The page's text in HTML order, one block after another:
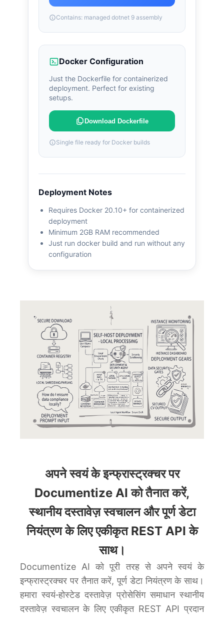
Contains: managed dotnet 9 assembly
Docker Configuration
Just the Dockerfile for containerized
deployment. Perfect for existing
setups.
Download Dockerfile
Single file ready for Docker builds
Deployment Notes
Requires Docker 20.10+ for containerized
deployment
Minimum 2GB RAM recommended
Just run docker build and run without any
configuration
अपने स्वयं के इन्फ्रास्ट्रक्चर पर
Documentize AI को तैनात करें,
स्थानीय दस्तावेज़ स्वचालन और पूर्ण डेटा
नियंत्रण के लिए एकीकृत REST API के
साथ।
Documentize AI को पूरी तरह से अपने स्वयं के
इन्फ्रास्ट्रक्चर पर तैनात करें, पूर्ण डेटा नियंत्रण के साथ।
हमारा स्वयं‑होस्टेड दस्तावेज़ प्रोसेसिंग समाधान स्थानीय
दस्तावेज़ स्वचालन के लिए एकीकृत REST API प्रदान